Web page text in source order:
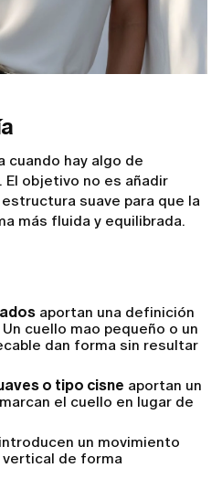
cuando hay algo de
El objetivo no es añadir
suave para que la
más fluida y equilibrada.
aportan una definición
cuello mao pequeño o un
dan forma sin resultar
o tipo cisne aportan un
el cuello en lugar de
introducen un movimiento
vertical de forma